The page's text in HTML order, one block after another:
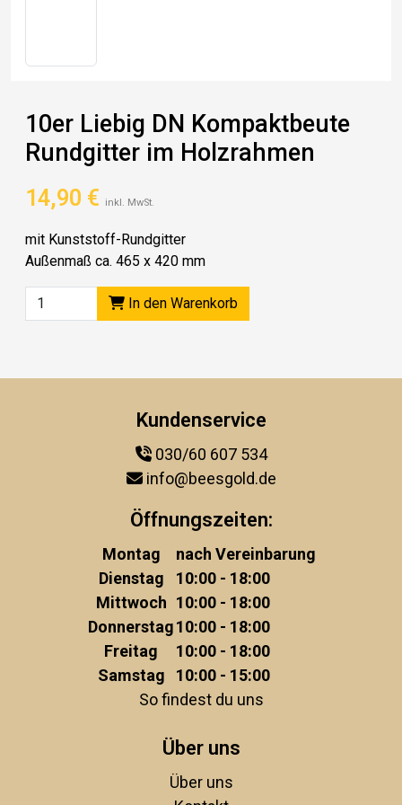
10er Liebig DN Kompaktbeute
Rundgitter im Holzrahmen
14,90 € inkl. MwSt.
mit Kunststoff-Rundgitter
Außenmaß ca. 465 x 420 mm
In den Warenkorb
Kundenservice
030/60 607 534
info@beesgold.de
Öffnungszeiten:
Montag
nach Vereinbarung
Dienstag
10:00 - 18:00
Mittwoch 10:00 - 18:00
Donnerstag10:00 - 18:00
Freitag
10:00 - 18:00
Samstag
10:00 - 15:00
So findest du uns
Über uns
Über uns